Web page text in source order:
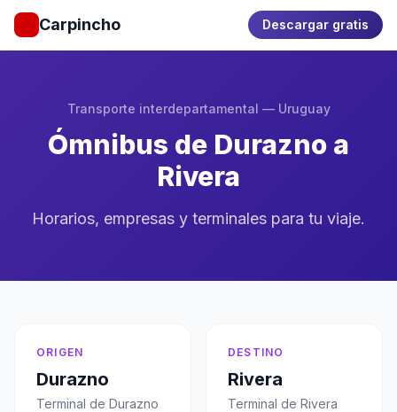
Carpincho Descargar gratis
Transporte interdepartamental — Uruguay
Ómnibus de Durazno a
Rivera
Horarios, empresas y terminales para tu viaje.
ORIGEN
Durazno
Terminal de Durazno
DESTINO
Rivera
Terminal de Rivera